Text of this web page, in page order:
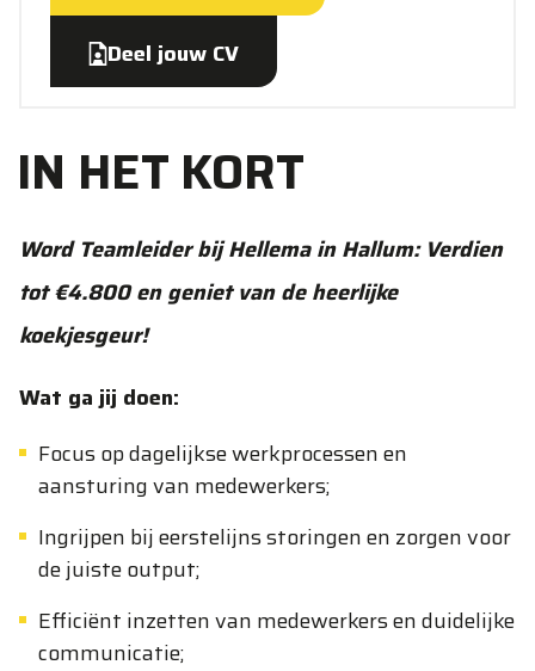
Deel jouw CV
IN HET KORT
Word Teamleider bij Hellema in Hallum: Verdien
tot €4.800 en geniet van de heerlijke
koekjesgeur!
Wat ga jij doen:
Focus op dagelijkse werkprocessen en
aansturing van medewerkers;
Ingrijpen bij eerstelijns storingen en zorgen voor
de juiste output;
Efficiënt inzetten van medewerkers en duidelijke
communicatie;